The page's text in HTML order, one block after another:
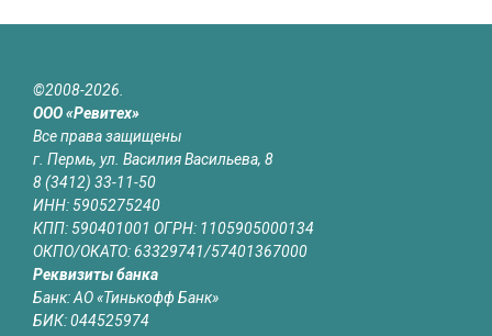
©2008-2026.
ООО «Ревитех»
Все права защищены
г. Пермь, ул. Василия Васильева, 8
8 (3412) 33-11-50
ИНН: 5905275240
КПП: 590401001 ОГРН: 1105905000134
ОКПО/ОКАТО: 63329741/57401367000
Реквизиты банка
Банк: АО «Тинькофф Банк»
БИК: 044525974